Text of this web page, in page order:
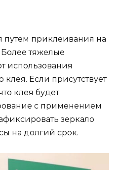
путем приклеивания на
Более тяжелые
использования
Если присутствует
клея будет
с применением
зеркало
на долгий срок.